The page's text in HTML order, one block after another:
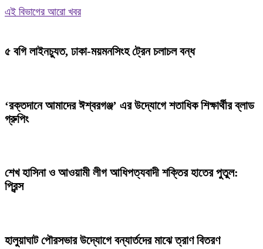
এই বিভাগের আরো খবর
৫ বগি লাইনচ্যুত, ঢাকা-ময়মনসিংহ ট্রেন চলাচল বন্ধ
‘রক্তদানে আমাদের ঈশ্বরগঞ্জ’ এর উদ্যোগে শতাধিক শিক্ষার্থীর ব্লাড
গ্রুপিং
শেখ হাসিনা ও আওয়ামী লীগ আধিপত্যবাদী শক্তির হাতের পুতুল:
প্রিন্স
হালুয়াঘাট পৌরসভার উদ্যোগে বন্যার্তদের মাঝে ত্রাণ বিতরণ